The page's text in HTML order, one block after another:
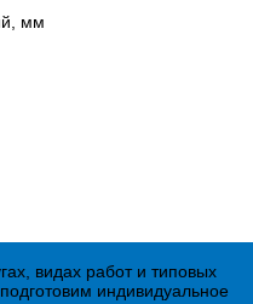
мм
видах работ и типовых
индивидуальное